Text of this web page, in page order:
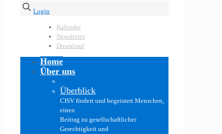
Login
Kalender
Newsletter
Download
Home
Über uns
Überblick
CISV fördert und begeistert Menschen,
einen
Beitrag zu gesellschaftlicher
Gerechtigkeit und